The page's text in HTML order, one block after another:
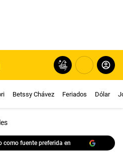
Betssy Chávez Feriados Dólar
como fuente preferida en